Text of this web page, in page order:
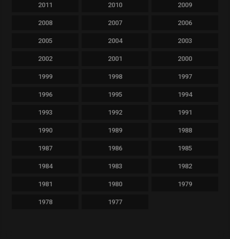
2011 2010 2009
2008 2007 2006
2005 2004 2003
2002 2001 2000
1999 1998 1997
1996 1995 1994
1993 1992 1991
1990 1989 1988
1987 1986 1985
1984 1983 1982
1981 1980 1979
1978 1977